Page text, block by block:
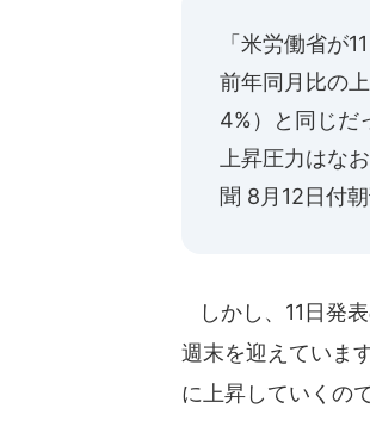
「米労働省が
前年同月比の
4%）と同じだ
上昇圧力はな
聞 8月12日付
しかし、11日発
週末を迎えていま
に上昇していくの